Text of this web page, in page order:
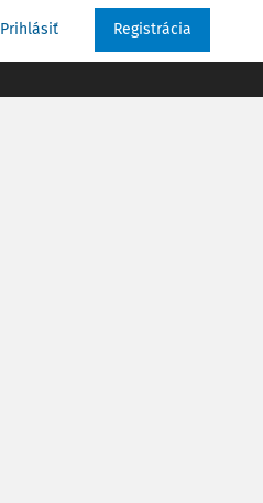
Prihlásiť Registrácia